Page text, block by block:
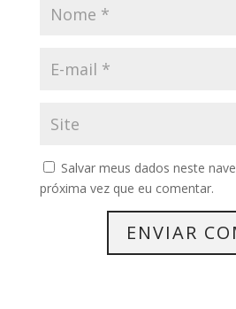
Salvar meus dados neste
próxima vez que eu comentar.